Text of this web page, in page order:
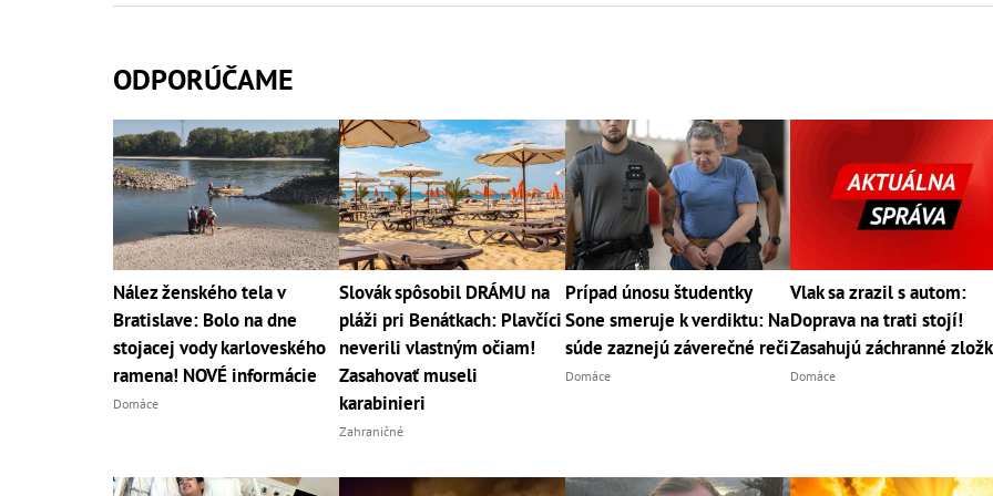
ODPORÚČAME
Nález ženského tela v
Bratislave: Bolo na dne
stojacej vody karloveského
ramena! NOVÉ informácie
Domáce
Slovák spôsobil DRÁMU na
pláži pri Benátkach: Plavčíci
neverili vlastným očiam!
Zasahovať museli
karabinieri
Zahraničné
Prípad únosu študentky
Sone smeruje k verdiktu: Na
súde zaznejú záverečné reči
Domáce
Vlak sa zrazil s autom:
Doprava na trati stojí!
Zasahujú záchranné
Domáce